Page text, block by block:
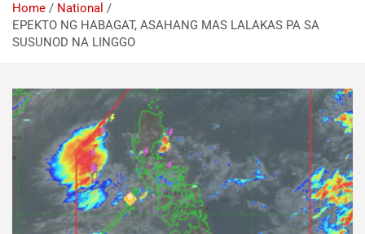
Home
National
EPEKTO NG HABAGAT, ASAHANG MAS LALAKAS PA SA
SUSUNOD NA LINGGO